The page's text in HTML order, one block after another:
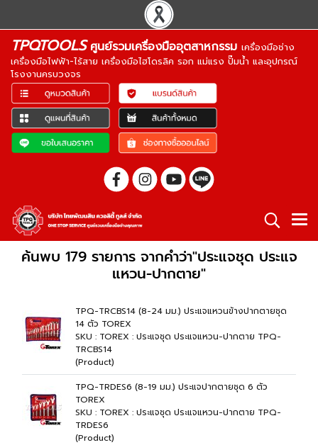
TPQTOOLSศูนย์รวมเครื่องมืออุตสาหกรรม เครื่องมือช่าง
เครื่องมือไฟฟ้า-ไร้สาย เครื่องมือไฮโดรลิค รอก แม่แรง ปั๊มน้ำ และอุปกรณ์
โรงงานครบวงจร
ค้นพบ 179 รายการ จากคำว่า"ประแจชุด ประแจ
แหวน-ปากตาย"
TPQ-TRCBS14 (8-24 มม.) ประแจแหวนข้างปากตายชุด
14 ตัว TOREX
SKU : TOREX : ประแจชุด ประแจแหวน-ปากตาย TPQ-
TRCBS14
(Product)
TPQ-TRDES6 (8-19 มม.) ประแจปากตายชุด 6 ตัว
TOREX
SKU : TOREX : ประแจชุด ประแจแหวน-ปากตาย TPQ-
TRDES6
(Product)